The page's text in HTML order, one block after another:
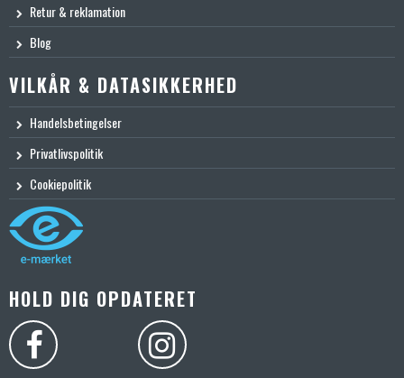
Retur & reklamation
Blog
VILKÅR & DATASIKKERHED
Handelsbetingelser
Privatlivspolitik
Cookiepolitik
HOLD DIG OPDATERET